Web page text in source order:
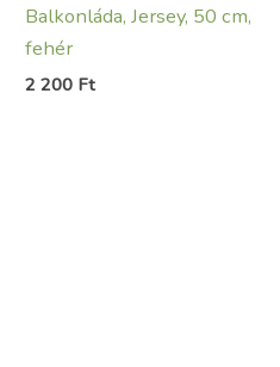
Balkonláda, Jersey, 50 cm,
fehér
2 200 Ft